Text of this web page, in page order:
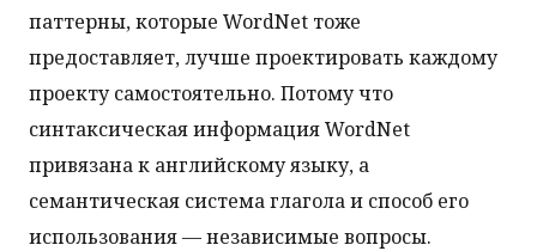
паттерны, которые WordNet тоже
предоставляет, лучше проектировать каждому
проекту самостоятельно. Потому что
синтаксическая информация WordNet
привязана к английскому языку, а
семантическая система глагола и способ его
использования — независимые вопросы.